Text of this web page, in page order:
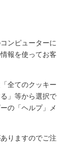
ンピューターに
報を使ってお客
全てのクッキー
」等から選択で
の「ヘルプ」メ
りますのでご注